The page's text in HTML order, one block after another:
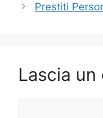
Prestiti
Lascia